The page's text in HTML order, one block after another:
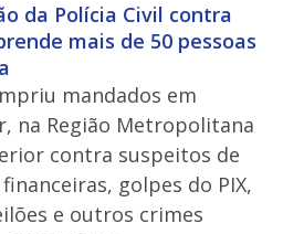
da Polícia Civil contra
mais de 50 pessoas
mandados em
na Região Metropolitana
contra suspeitos de
golpes do PIX,
e outros crimes